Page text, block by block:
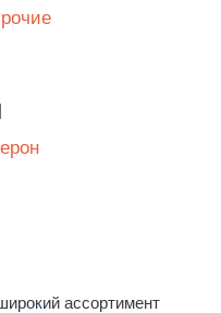
ассортимент